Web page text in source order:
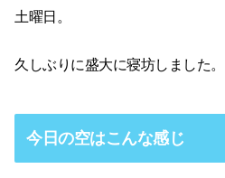
土曜日。
久しぶりに盛大に寝坊しました。
今日の空はこんな感じ